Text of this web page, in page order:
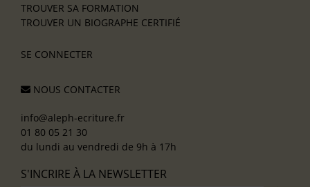
TROUVER SA FORMATION
TROUVER UN BIOGRAPHE CERTIFIÉ
SE CONNECTER
NOUS CONTACTER
info@aleph-ecriture.fr
01 80 05 21 30
du lundi au vendredi de 9h à 17h
S'INCRIRE À LA NEWSLETTER